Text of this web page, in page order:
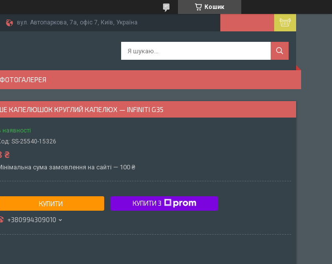
Кошик
вул. Автопаркова, 7а, офіс 7, Київ, Україна
ФОТОГАЛЕРЕЯ
КАПЕЛЮШОК КРУГЛИЙ КАПЕЛЮХ — INFINITI G35
наявності
SS-25540-15326
₴
сума замовлення на сайті — 100 ₴
КУПИТИ КУПИТИ З
+380994309010